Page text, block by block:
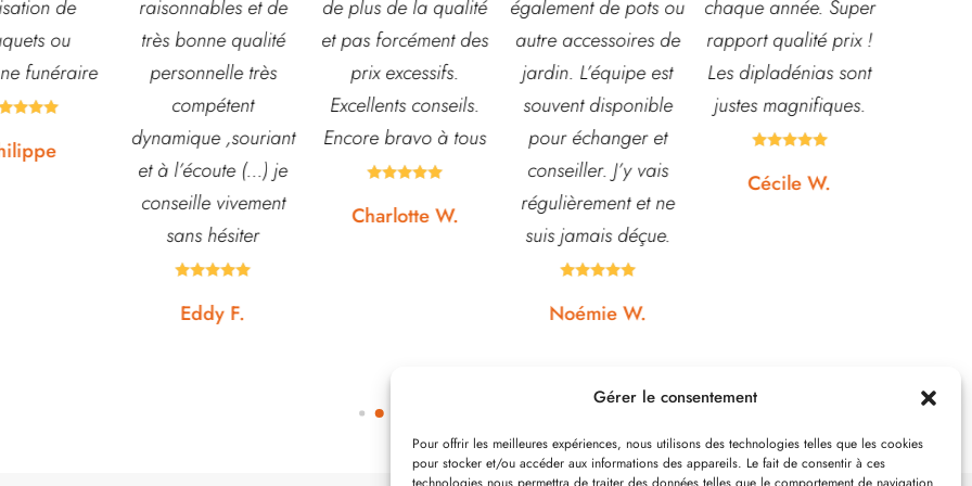
Gérer le consentement
Pour offrir les meilleures expériences, nous utilisons des technologies telles que les cookies
pour stocker et/ou accéder aux informations des appareils. Le fait de consentir à ces
et de
qualité
très
,souriant
(...) je
de plus de la qualité
et pas forcément des
prix excessifs.
Excellents conseils.
Encore bravo à tous

Charlotte W.
également de pots ou
autre accessoires de
jardin. L’équipe est
souvent disponible
pour échanger et
conseiller. J’y vais
régulièrement et ne
chaque année. Super
rapport qualité prix !
Les dipladénias sont
justes magnifiques.

Cécile W.
mariage!
Bouquet mariée,
centre de table et
Bouquet table
d'honneur.
Rapport qualité-prix,